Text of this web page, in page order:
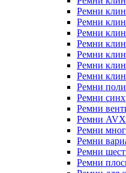
Ремни
Ремни
Ремни
Ремни
Ремни
Ремни
Ремни
Ремни
Ремни
Ремни
Ремни
Ремни
Ремни
Ремни
Ремни